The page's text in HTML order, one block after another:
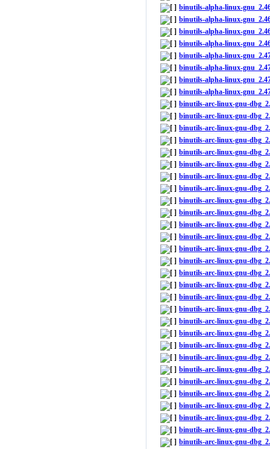
binutils-alpha-linux-
binutils-alpha-linux-
binutils-alpha-linux-
binutils-alpha-linux-
binutils-alpha-linux-
binutils-alpha-linux-
binutils-alpha-linux-
binutils-alpha-linux-
binutils-arc-linux-gnu-
binutils-arc-linux-gnu-
binutils-arc-linux-gnu-
binutils-arc-linux-gnu-
binutils-arc-linux-gnu-
binutils-arc-linux-gnu-
binutils-arc-linux-gnu-
binutils-arc-linux-gnu-
binutils-arc-linux-gnu-
binutils-arc-linux-gnu-
binutils-arc-linux-gnu-
binutils-arc-linux-gnu-
binutils-arc-linux-gnu-
binutils-arc-linux-gnu-
binutils-arc-linux-gnu-
binutils-arc-linux-gnu-
binutils-arc-linux-gnu-
binutils-arc-linux-gnu-
binutils-arc-linux-gnu-
binutils-arc-linux-gnu-
binutils-arc-linux-gnu-
binutils-arc-linux-gnu-
binutils-arc-linux-gnu-
binutils-arc-linux-gnu-
binutils-arc-linux-gnu-
binutils-arc-linux-gnu-
binutils-arc-linux-gnu-
binutils-arc-linux-gnu-
binutils-arc-linux-gnu-